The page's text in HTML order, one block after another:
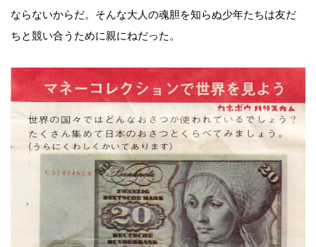
ならないからだ。そんな大人の魂胆を知らぬ少年たちは友だ
ちと競い合うために親にねだった。